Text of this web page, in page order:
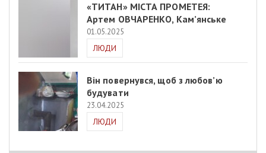
«ТИТАН» МІСТА ПРОМЕТЕЯ:
Артем ОВЧАРЕНКО, Кам’янське
01.05.2025
ЛЮДИ
Він повернувся, щоб з любов’ю
будувати
23.04.2025
ЛЮДИ